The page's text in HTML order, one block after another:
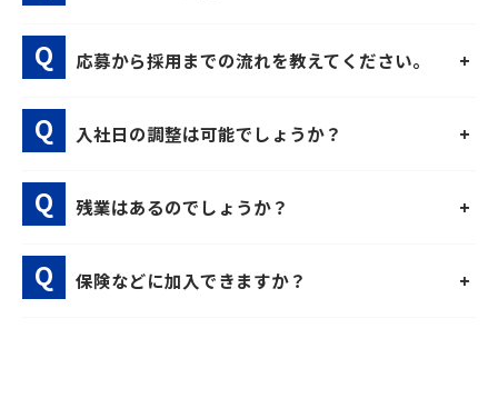
応募から採用までの流れを教えてください。
入社日の調整は可能でしょうか？
残業はあるのでしょうか？
保険などに加入できますか？